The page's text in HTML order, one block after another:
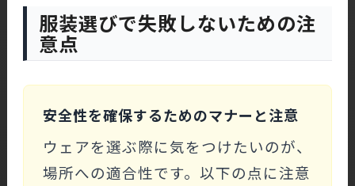
服装選びで失敗しないための注
意点
安全性を確保するためのマナーと注意
ウェアを選ぶ際に気をつけたいのが、
場所への適合性です。以下の点に注意